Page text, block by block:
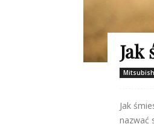
Jak
Jak
nazwać